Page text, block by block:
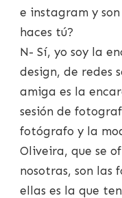
e instagram y
haces tú?
N- Sí, yo soy la
design, de redes
amiga es la
sesión de
fotógrafo y la
Oliveira, que se
nosotras, son las
ellas es la que